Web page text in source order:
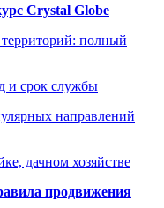
Crystal Globe
полный
и срок службы
направлений
дачном хозяйстве
продвижения